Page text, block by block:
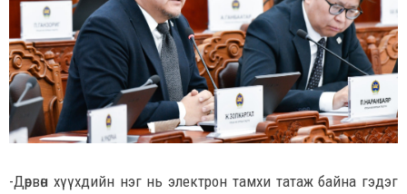
-Дөрвөн хүүхдийн нэг нь электрон тамхи татаж байна гэдэг